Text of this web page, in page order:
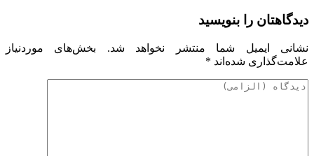
دیدگاهتان را بنویسید
نشانی ایمیل شما منتشر نخواهد شد.
بخش‌های موردنیاز
علامت‌گذاری شده‌اند *